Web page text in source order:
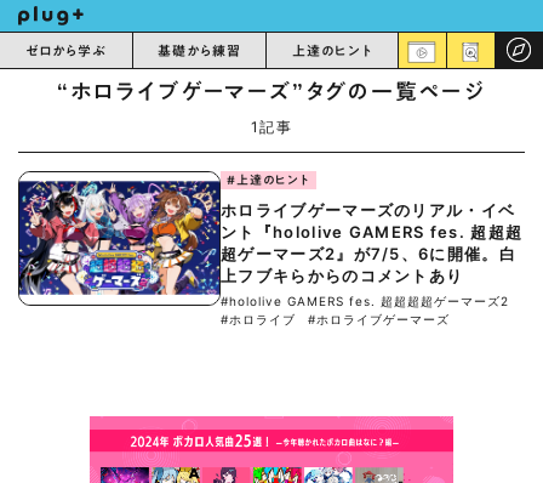
ゼロから学ぶ 基礎から練習 上達のヒント
“ホロライブゲーマーズ”タグの一覧ページ
1記事
#上達のヒント
ホロライブゲーマーズのリアル・イベ
ント『hololive GAMERS fes. 超超超
超ゲーマーズ2』が7/5、6に開催。白
上フブキらからのコメントあり
#hololive GAMERS fes. 超超超超ゲーマーズ2
#ホロライブ
#ホロライブゲーマーズ